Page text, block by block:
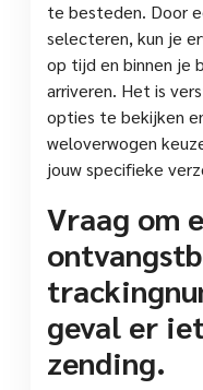
te besteden. Door
selecteren, kun je
op tijd en binnen je
arriveren. Het is
opties te bekijken
weloverwogen
jouw specifieke
Vraag om
geval er
zending.